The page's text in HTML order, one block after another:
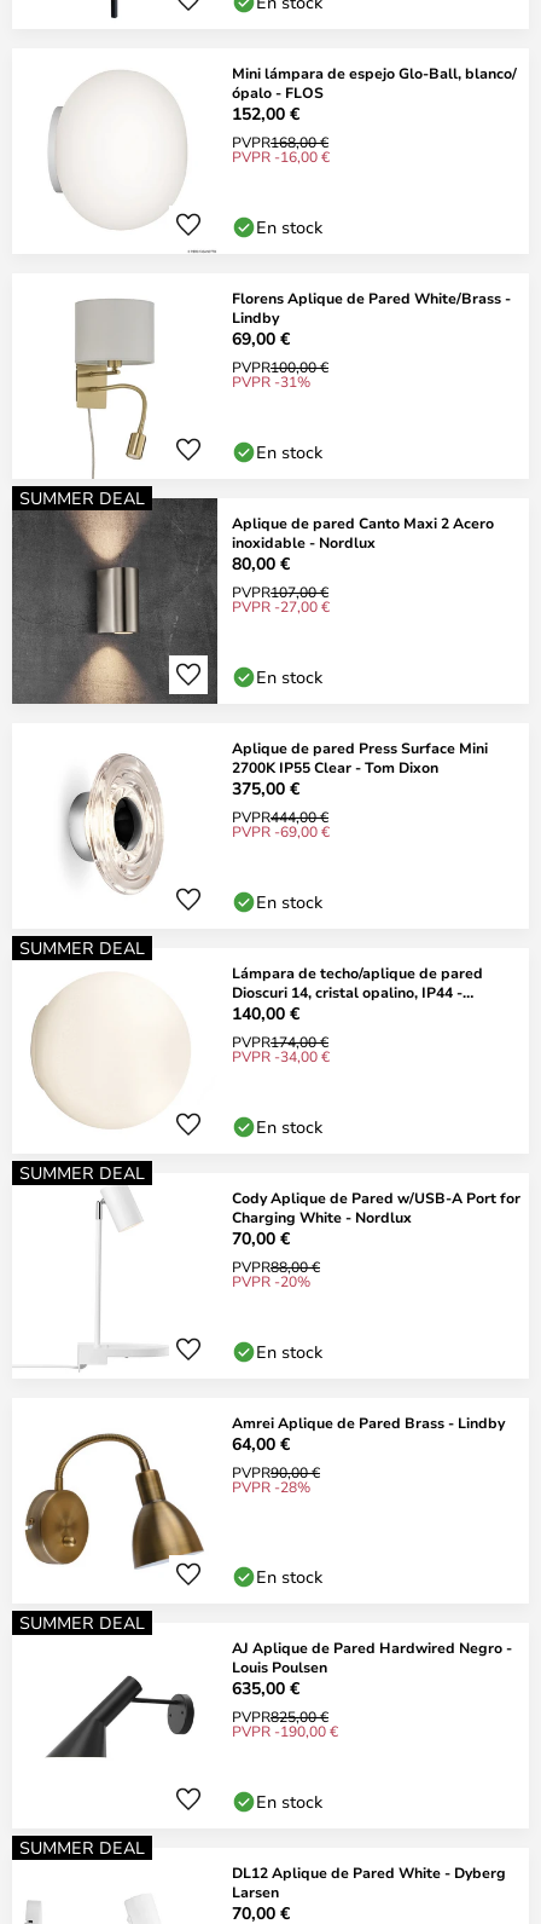
Mini lámpara de espejo Glo-Ball, blanco/
ópalo - FLOS
152,00 €
PVPR168,00 €
PVPR -16,00 €
En stock
Florens Aplique de Pared White/Brass -
Lindby
69,00 €
PVPR100,00 €
PVPR -31%
En stock
SUMMER DEAL
Aplique de pared Canto Maxi 2 Acero
inoxidable - Nordlux
80,00 €
PVPR107,00 €
PVPR -27,00 €
En stock
Aplique de pared Press Surface Mini
2700K IP55 Clear - Tom Dixon
375,00 €
PVPR444,00 €
PVPR -69,00 €
En stock
SUMMER DEAL
Lámpara de techo/aplique de pared
Dioscuri 14, cristal opalino, IP44 -
Artemide
140,00 €
PVPR174,00 €
PVPR -34,00 €
En stock
SUMMER DEAL
Cody Aplique de Pared w/USB-A Port for
Charging White - Nordlux
70,00 €
PVPR88,00 €
PVPR -20%
En stock
Amrei Aplique de Pared Brass - Lindby
64,00 €
PVPR90,00 €
PVPR -28%
En stock
SUMMER DEAL
AJ Aplique de Pared Hardwired Negro -
Louis Poulsen
635,00 €
PVPR825,00 €
PVPR -190,00 €
En stock
SUMMER DEAL
DL12 Aplique de Pared White - Dyberg
Larsen
70,00 €